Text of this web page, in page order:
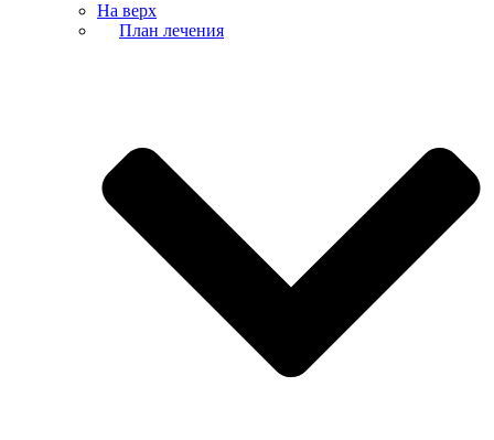
На верх
План лечения